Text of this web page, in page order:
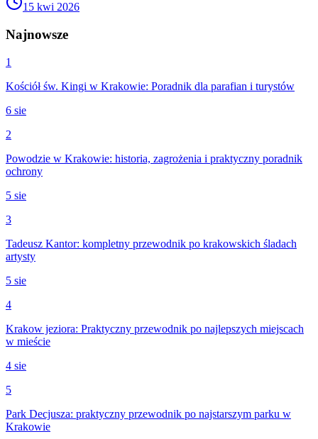
15 kwi 2026
Najnowsze
1
Kościół św. Kingi w Krakowie: Poradnik dla parafian i turystów
6 sie
2
Powodzie w Krakowie: historia, zagrożenia i praktyczny poradnik
ochrony
5 sie
3
Tadeusz Kantor: kompletny przewodnik po krakowskich śladach
artysty
5 sie
4
Krakow jeziora: Praktyczny przewodnik po najlepszych miejscach
w mieście
4 sie
5
Park Decjusza: praktyczny przewodnik po najstarszym parku w
Krakowie